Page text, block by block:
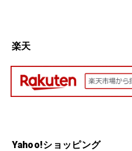
楽天
Yahoo!ショッピング